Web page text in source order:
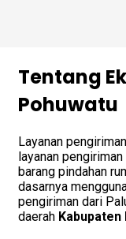
Tentang
Pohuwatu
Layanan
layanan
barang pindahan
dasarnya
pengiriman dari
daerah Kabupaten